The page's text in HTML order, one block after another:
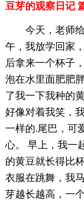
豆芽的观察日记
今天，老师给
午，我放学回家
后拿来一个杯子
泡在水里面肥肥
了我一下我种的
好像对着我笑，
一样的.尾巴，可
心。 早上，我一
的黄豆就长得比
衣服在跳舞，我
芽越长越高，一